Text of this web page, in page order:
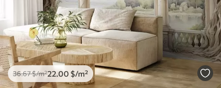
36.67$/m²22.00 $/m²